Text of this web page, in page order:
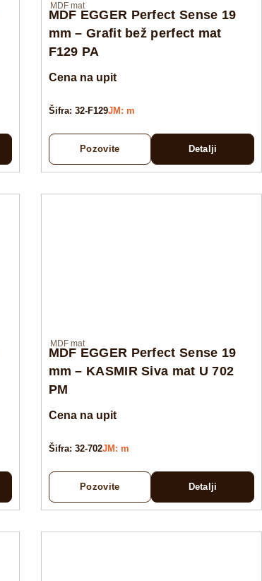
MDF mat
MDF EGGER Perfect Sense 19
mm – Grafit bež perfect mat
F129 PA
Cena na upit
Šifra: 32-F129JM: m
Pozovite Detalji
MDF mat
MDF EGGER Perfect Sense 19
mm – KASMIR Siva mat U 702
PM
Cena na upit
Šifra: 32-702JM: m
Pozovite Detalji